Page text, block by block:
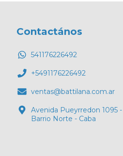
Contactános
541176226492
+5491176226492
ventas@battilana.com.ar
Avenida Pueyrredon 1095 -
Barrio Norte - Caba